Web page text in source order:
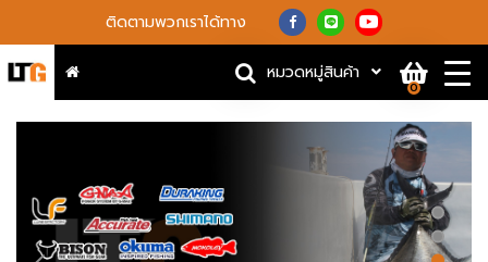
ติดตามพวกเราได้ทาง
หมวดหมู่สินค้า
0